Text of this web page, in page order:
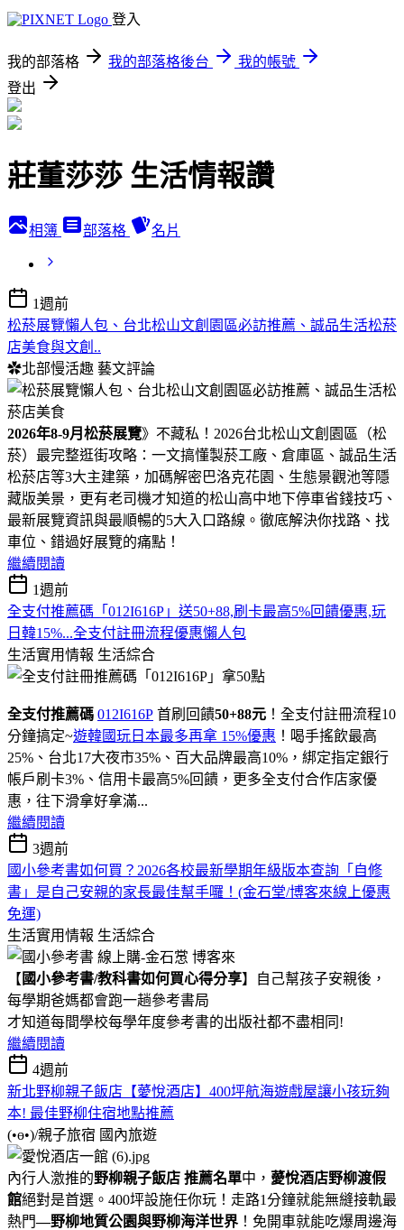
登入
我的部落格 我的部落格後台
我的帳號
登出
莊董莎莎 生活情報讚
相簿 部落格 名片
1週前
松菸展覽懶人包、台北松山文創園區必訪推薦、誠品生活松菸
店美食與文創..
✿北部慢活趣 藝文評論
​​​​​2026年8-9月松菸展覽》不藏私！2026台北松山文創園區（松
菸）最完整逛街攻略：一文搞懂製菸工廠、倉庫區、誠品生活
松菸店等3大主建築，加碼解密巴洛克花園、生態景觀池等隱
藏版美景，更有老司機才知道的松山高中地下停車省錢技巧、
最新展覽資訊與最順暢的5大入口路線。徹底解決你找路、找
車位、錯過好展覽的痛點！
繼續閱讀
1週前
全支付推薦碼「012I616P」送50+88,刷卡最高5%回饋優惠,玩
日韓15%...全支付註冊流程優惠懶人包
生活實用情報 生活綜合
全支付推薦碼 012I616P 首刷回饋50+88元 ！全支付註冊流程10
分鐘搞定~遊韓國玩日本最多再拿 15%優惠 ！喝手搖飲最高
25%、台北17大夜市35%、百大品牌最高10%，綁定指定銀行
帳戶刷卡3%、信用卡最高5%回饋，更多全支付合作店家優
惠，往下滑拿好拿滿...
繼續閱讀
3週前
國小參考書如何買？2026各校最新學期年級版本查詢「自修
書」是自己安親的家長最佳幫手囉！(金石堂/博客來線上優惠
免運)
生活實用情報 生活綜合
【 國小參考書/教科書如何買心得分享】自己幫孩子安親後，
每學期爸媽都會跑一趟參考書局
才知道每間學校每學年度參考書的出版社都不盡相同!
繼續閱讀
4週前
新北野柳親子飯店【薆悅酒店】400坪航海遊戲屋讓小孩玩夠
本! 最佳野柳住宿地點推薦
(•ө•)/親子旅宿 國內旅遊
內行人激推的野柳親子飯店 推薦名單中， 薆悅酒店野柳渡假
館絕對是首選。400坪設施任你玩！走路1分鐘就能無縫接軌最
熱門—野柳地質公園與野柳海洋世界 ！免開車就能吃爆周邊海